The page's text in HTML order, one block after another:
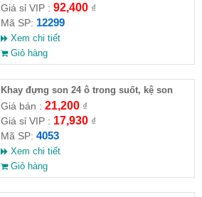
Giá sỉ VIP : 92,400₫
Mã SP: 12299
Xem chi tiết
Giỏ hàng
Khay đựng son 24 ô trong suốt, kệ son
môi để bàn mica ( Ful VAT )
Giá bán : 21,200₫
Giá sỉ VIP : 17,930₫
Mã SP: 4053
Xem chi tiết
Giỏ hàng